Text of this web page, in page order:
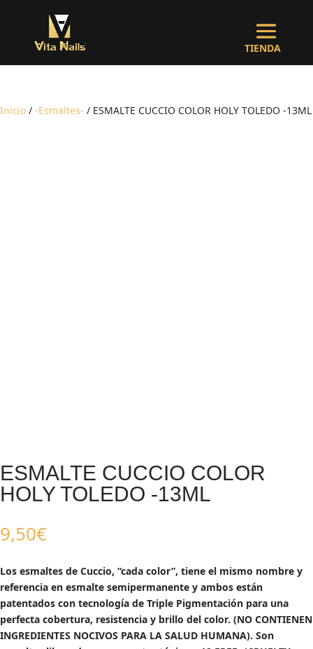
Inicio / -Esmaltes- / ESMALTE CUCCIO COLOR HOLY TOLEDO -13ML
ESMALTE CUCCIO COLOR
HOLY TOLEDO -13ML
9,50€
Los esmaltes de Cuccio, “cada color”, tiene el mismo nombre y
referencia en esmalte semipermanente y ambos están
patentados con tecnología de Triple Pigmentación para una
perfecta cobertura, resistencia y brillo del color. (NO CONTIENEN
INGREDIENTES NOCIVOS PARA LA SALUD HUMANA). Son